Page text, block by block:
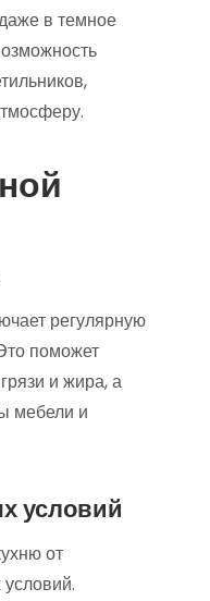
в темное
регулярную
поможет
и жира, а
мебели и
условий
от